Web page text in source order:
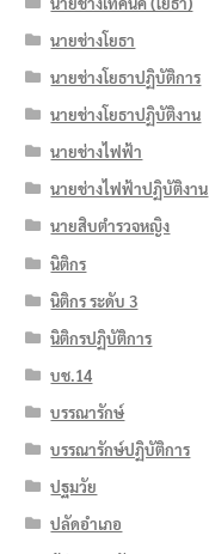
นายช่างโยธา
นายช่างโยธาปฏิบัติการ
นายช่างโยธาปฏิบัติงาน
นายช่างไฟฟ้า
นายช่างไฟฟ้าปฏิบัติงาน
นายสิบตำรวจหญิง
นิติกร
นิติกร ระดับ 3
นิติกรปฏิบัติการ
บช.14
บรรณารักษ์
บรรณารักษ์ปฏิบัติการ
ปฐมวัย
ปลัดอำเภอ